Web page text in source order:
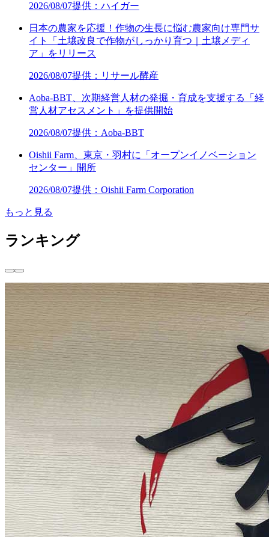
2026/08/07提供：ハイガー
日本の農家を応援！作物の生長に悩む農家向け専門サ
イト「土壌改良で作物がしっかり育つ｜土壌メディ
ア」をリリース
2026/08/07提供：リサール酵産
Aoba-BBT、次期経営人材の発掘・育成を支援する「経
営人材アセスメント」を提供開始
2026/08/07提供：Aoba-BBT
Oishii Farm、東京・羽村に「オープンイノベーション
センター」開所
2026/08/07提供：Oishii Farm Corporation
もっと見る
ランキング